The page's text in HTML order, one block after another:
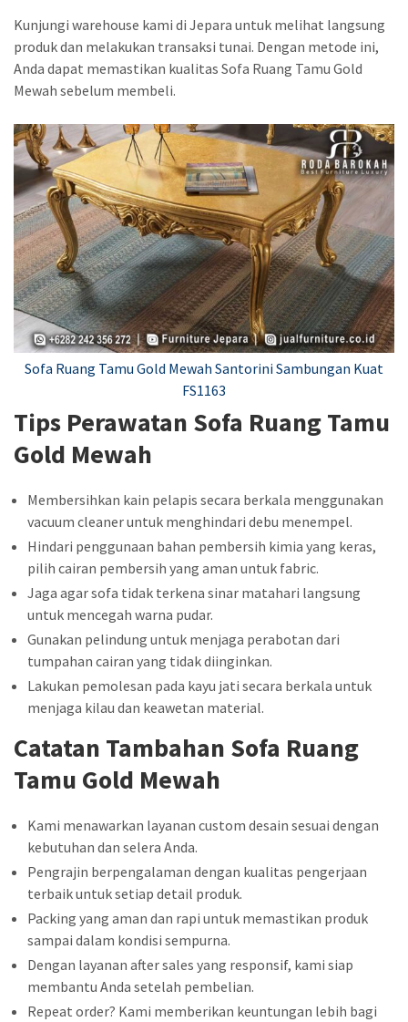
Kunjungi warehouse kami di Jepara untuk melihat langsung
produk dan melakukan transaksi tunai. Dengan metode ini,
Anda dapat memastikan kualitas Sofa Ruang Tamu Gold
Mewah sebelum membeli.
Sofa Ruang Tamu Gold Mewah Santorini Sambungan Kuat
FS1163
Tips Perawatan Sofa Ruang Tamu
Gold Mewah
Membersihkan kain pelapis secara berkala menggunakan
vacuum cleaner untuk menghindari debu menempel.
Hindari penggunaan bahan pembersih kimia yang keras,
pilih cairan pembersih yang aman untuk fabric.
Jaga agar sofa tidak terkena sinar matahari langsung
untuk mencegah warna pudar.
Gunakan pelindung untuk menjaga perabotan dari
tumpahan cairan yang tidak diinginkan.
Lakukan pemolesan pada kayu jati secara berkala untuk
menjaga kilau dan keawetan material.
Catatan Tambahan Sofa Ruang
Tamu Gold Mewah
Kami menawarkan layanan custom desain sesuai dengan
kebutuhan dan selera Anda.
Pengrajin berpengalaman dengan kualitas pengerjaan
terbaik untuk setiap detail produk.
Packing yang aman dan rapi untuk memastikan produk
sampai dalam kondisi sempurna.
Dengan layanan after sales yang responsif, kami siap
membantu Anda setelah pembelian.
Repeat order? Kami memberikan keuntungan lebih bagi